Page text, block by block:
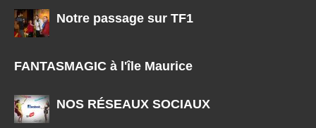
Notre passage sur TF1
FANTASMAGIC à l'île Maurice
NOS RÉSEAUX SOCIAUX